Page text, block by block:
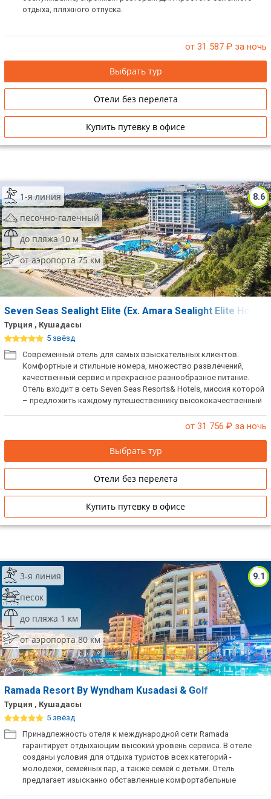
отдыха, пляжного отпуска.
от 31 587 ₽ за ночь
Выбрать тур
Отели без перелета
Купить путевку в офисе
8.6
1-я линия
песочно-галечный
до пляжа 10 м
от аэропорта 75 км
Seven Seas Sealight Elite (Ex. Amara Sealight Elite Hotel)
Турция , Кушадасы
5 звёзд
Современный отель для самых взыскательных клиентов.
Комфортные и стильные номера, множество развлечений,
качественный сервис и прекрасное разнообразное питание.
Отель входит в сеть Seven Seas Resorts& Hotels, миссия которой
– предложить каждому путешественнику высококачественный
от 31 756 ₽ за ночь
Выбрать тур
Отели без перелета
Купить путевку в офисе
9.1
3-я линия
песок
до пляжа 1 км
от аэропорта 80 км
Ramada Resort By Wyndham Kusadasi & Golf
Турция , Кушадасы
5 звёзд
Принадлежность отеля к международной сети Ramada
гарантирует отдыхающим высокий уровень сервиса. В отеле
созданы условия для отдыха туристов всех категорий -
молодежи, семейных пар, а также семей с детьми. Отель
предлагает изысканно обставленные комфортабельные